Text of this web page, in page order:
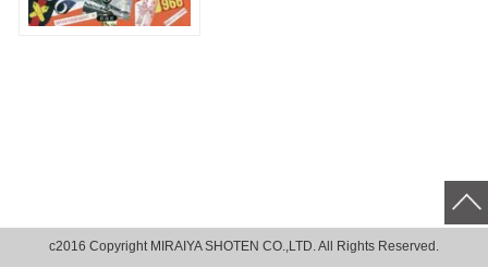
c2016 Copyright MIRAIYA SHOTEN CO.,LTD. All Rights Reserved.